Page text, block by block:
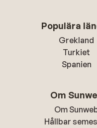
Populära
Grekland
Turkiet
Spanien
Om
Om
Hållbar